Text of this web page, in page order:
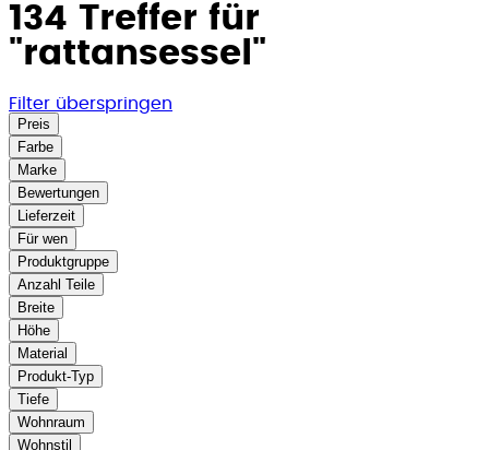
134 Treffer für
"rattansessel"
Filter überspringen
Preis
Farbe
Marke
Bewertungen
Lieferzeit
Für wen
Produktgruppe
Anzahl Teile
Breite
Höhe
Material
Produkt-Typ
Tiefe
Wohnraum
Wohnstil